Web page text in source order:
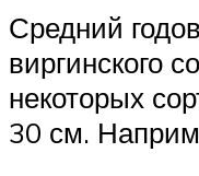
Средний
виргинского
некоторых
30 см.